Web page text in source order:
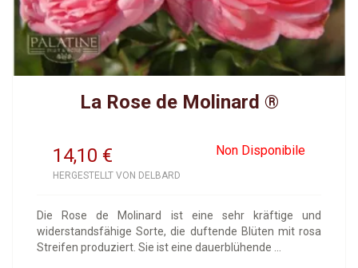
La Rose de Molinard ®
14,10 Non Disponibile
€
HERGESTELLT VON DELBARD
Die Rose de Molinard ist eine sehr kräftige und
widerstandsfähige Sorte, die duftende Blüten mit rosa
Streifen produziert. Sie ist eine dauerblühende ...